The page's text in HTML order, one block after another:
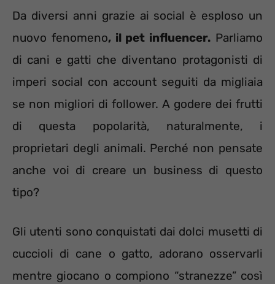
Da diversi anni grazie ai social è esploso un
nuovo fenomeno, il pet influencer. Parliamo
di cani e gatti che diventano protagonisti di
imperi social con account seguiti da migliaia
se non migliori di follower. A godere dei frutti
di questa popolarità, naturalmente, i
proprietari degli animali. Perché non pensate
anche voi di creare un business di questo
tipo?
Gli utenti sono conquistati dai dolci musetti di
cuccioli di cane o gatto, adorano osservarli
mentre giocano o compiono “stranezze” così